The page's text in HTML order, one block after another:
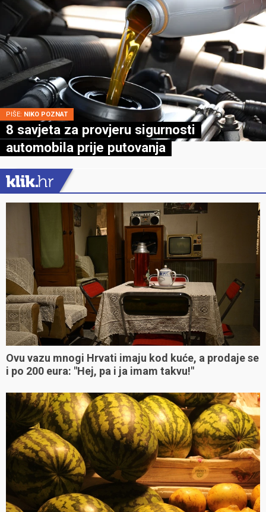
PIŠE: NIKO POZNAT
8 savjeta za provjeru sigurnosti
automobila prije putovanja
Ovu vazu mnogi Hrvati imaju kod kuće, a prodaje se
i po 200 eura: "Hej, pa i ja imam takvu!"